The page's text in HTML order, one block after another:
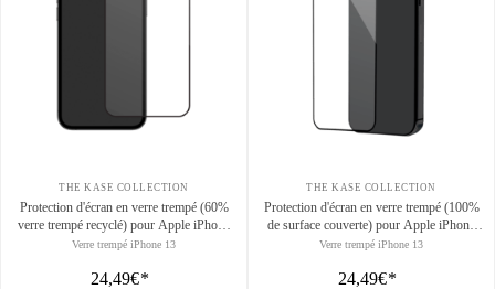
THE KASE COLLECTION
Protection d'écran en verre trempé (60%
verre trempé recyclé) pour Apple iPhone
13/ 13 Pro/ 14, Noir
Verre trempé iPhone 13
24,49€*
THE KASE COLLECTION
Protection d'écran en verre trempé (100%
de surface couverte) pour Apple iPhone
13/ 13 Pro/ 14, Noir
Verre trempé iPhone 13
24,49€*